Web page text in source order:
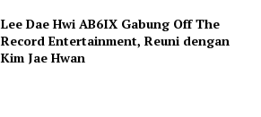
Lee Dae Hwi AB6IX Gabung Off The
Record Entertainment, Reuni dengan
Kim Jae Hwan